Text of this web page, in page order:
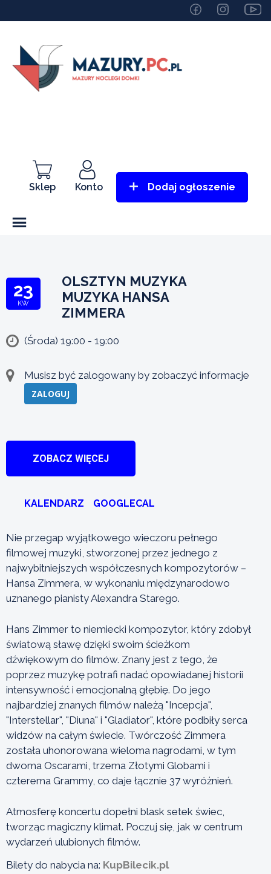
Sklep Konto Dodaj ogłoszenie
23
KW
OLSZTYN MUZYKA
MUZYKA HANSA
ZIMMERA
(Środa) 19:00 - 19:00
Musisz być zalogowany by zobaczyć informacje
ZALOGUJ
ZOBACZ WIĘCEJ
KALENDARZ GOOGLECAL
Nie przegap wyjątkowego wieczoru pełnego
filmowej muzyki, stworzonej przez jednego z
najwybitniejszych współczesnych kompozytorów –
Hansa Zimmera, w wykonaniu międzynarodowo
uznanego pianisty Alexandra Starego.
Hans Zimmer to niemiecki kompozytor, który zdobył
światową sławę dzięki swoim ścieżkom
dźwiękowym do filmów. Znany jest z tego, że
poprzez muzykę potrafi nadać opowiadanej historii
intensywność i emocjonalną głębię. Do jego
najbardziej znanych filmów należą "Incepcja",
"Interstellar", "Diuna" i "Gladiator", które podbiły serca
widzów na całym świecie. Twórczość Zimmera
została uhonorowana wieloma nagrodami, w tym
dwoma Oscarami, trzema Złotymi Globami i
czterema Grammy, co daje łącznie 37 wyróżnień.
Atmosferę koncertu dopełni blask setek świec,
tworząc magiczny klimat. Poczuj się, jak w centrum
wydarzeń ulubionych filmów.
Bilety do nabycia na: KupBilecik.pl